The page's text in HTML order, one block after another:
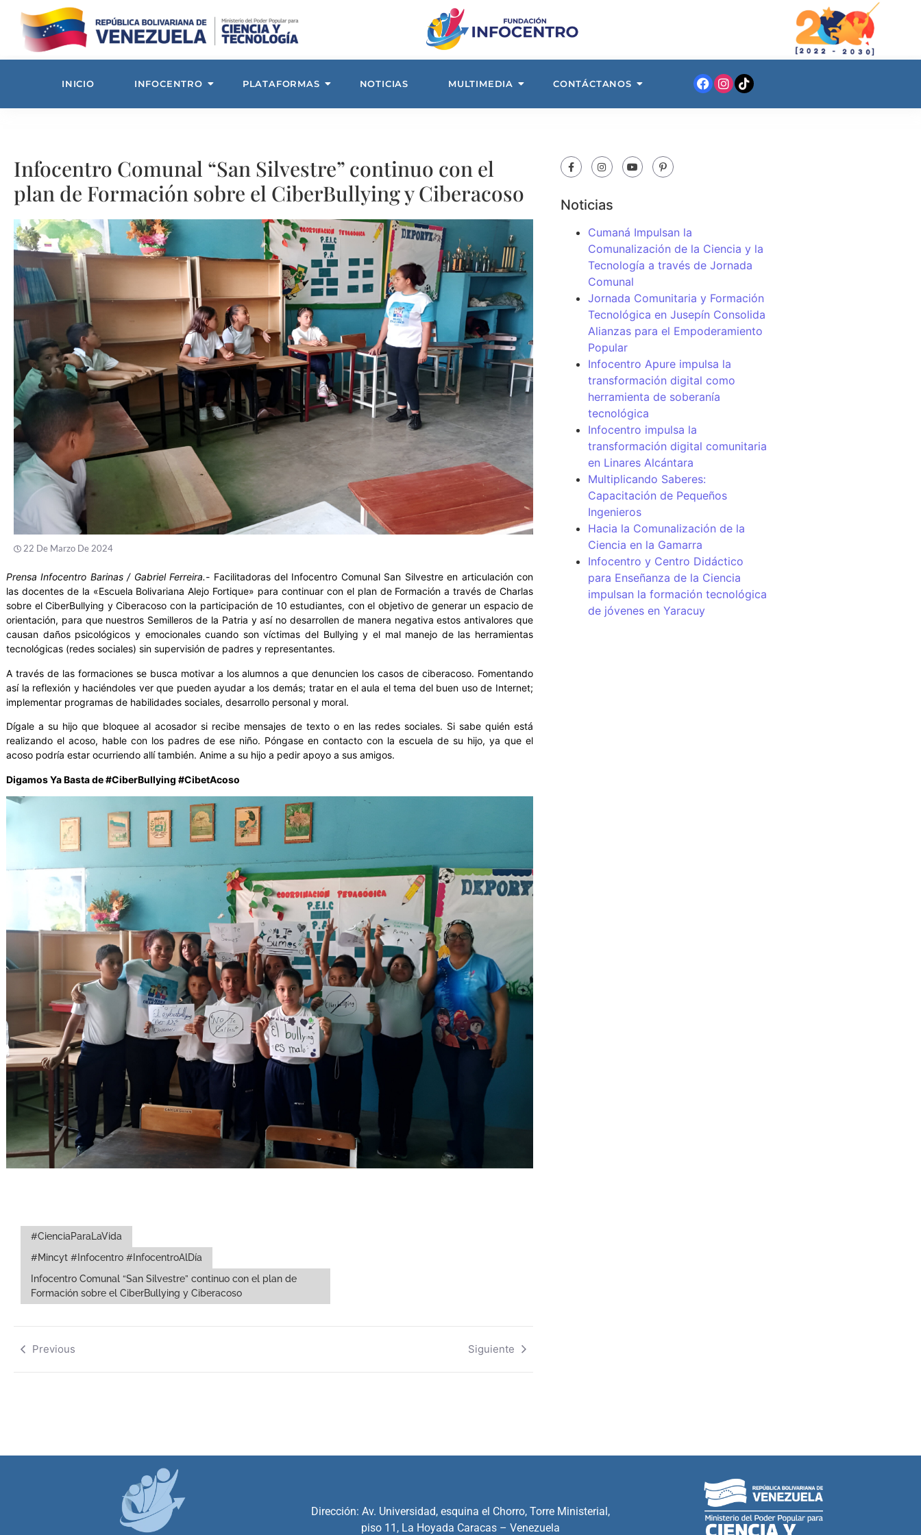
INICIO INFOCENTRO PLATAFORMAS NOTICIAS MULTIMEDIA CONTÁCTANOS
Infocentro Comunal “San Silvestre” continuo con el
plan de Formación sobre el CiberBullying y Ciberacoso
22 De Marzo De 2024
Prensa Infocentro Barinas / Gabriel Ferreira.- Facilitadoras del Infocentro Comunal San Silvestre en articulación con
las docentes de la «Escuela Bolivariana Alejo Fortique» para continuar con el plan de Formación a través de Charlas
sobre el CiberBullying y Ciberacoso con la participación de 10 estudiantes, con el objetivo de generar un espacio de
orientación, para que nuestros Semilleros de la Patria y así no desarrollen de manera negativa estos antivalores que
causan daños psicológicos y emocionales cuando son víctimas del Bullying y el mal manejo de las herramientas
tecnológicas (redes sociales) sin supervisión de padres y representantes.
A través de las formaciones se busca motivar a los alumnos a que denuncien los casos de ciberacoso. Fomentando
así la reflexión y haciéndoles ver que pueden ayudar a los demás; tratar en el aula el tema del buen uso de Internet;
implementar programas de habilidades sociales, desarrollo personal y moral.
Dígale a su hijo que bloquee al acosador si recibe mensajes de texto o en las redes sociales. Si sabe quién está
realizando el acoso, hable con los padres de ese niño. Póngase en contacto con la escuela de su hijo, ya que el
acoso podría estar ocurriendo allí también. Anime a su hijo a pedir apoyo a sus amigos.
Digamos Ya Basta de #CiberBullying #CibetAcoso
#CienciaParaLaVida
#Mincyt #Infocentro #InfocentroAlDía
Infocentro Comunal “San Silvestre” continuo con el plan de
Formación sobre el CiberBullying y Ciberacoso
Previous Siguiente
Noticias
Cumaná Impulsan la
Comunalización de la Ciencia y la
Tecnología a través de Jornada
Comunal
Jornada Comunitaria y Formación
Tecnológica en Jusepín Consolida
Alianzas para el Empoderamiento
Popular
Infocentro Apure impulsa la
transformación digital como
herramienta de soberanía
tecnológica
Infocentro impulsa la
transformación digital comunitaria
en Linares Alcántara
Multiplicando Saberes:
Capacitación de Pequeños
Ingenieros
Hacia la Comunalización de la
Ciencia en la Gamarra
Infocentro y Centro Didáctico
para Enseñanza de la Ciencia
impulsan la formación tecnológica
de jóvenes en Yaracuy
Dirección: Av. Universidad, esquina el Chorro, Torre Ministerial,
piso 11, La Hoyada Caracas – Venezuela